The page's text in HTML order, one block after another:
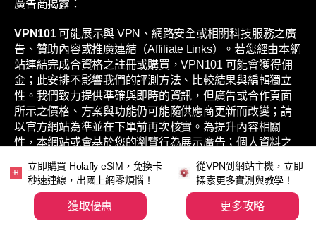
廣告商揭露：
VPN101可能展示與 VPN、網路安全或相關科技服務之廣
告、贊助內容或推廣連結（Affiliate Links）。若您經由本網
站連結完成合資格之註冊或購買，VPN101 可能會獲得佣
金；此安排不影響我們的評測方法、比較結果與編輯獨立
性。我們致力提供準確與即時的資訊，但廣告或合作頁面
所示之價格、方案與功能仍可能隨供應商更新而改變；請
以官方網站為準並在下單前再次核實。為提升內容相關
性，本網站或會基於您的瀏覽行為展示廣告；個人資料之
©2026 VPN101 by GC Talk Limited
立即購買 Holafly eSIM，免換卡
秒速連線，出國上網零煩惱！
獲取優惠
從VPN到網站主機，立即
探索更多實測與教學！
更多攻略